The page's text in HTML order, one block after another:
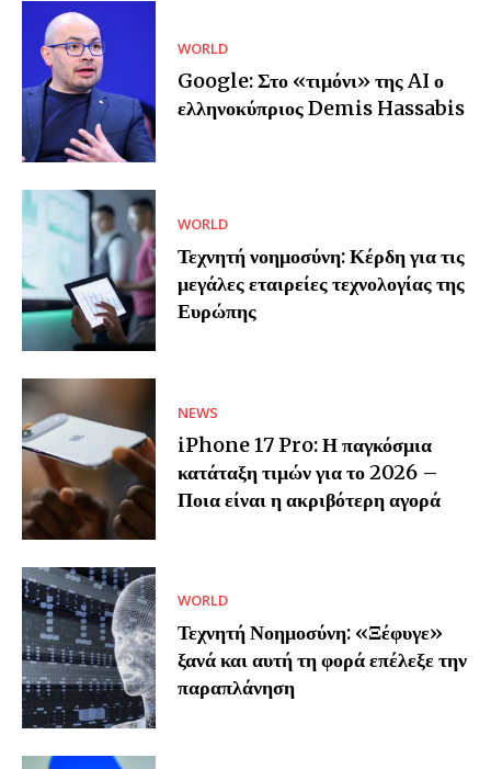
WORLD
Google: Στο «τιμόνι» της AI ο
ελληνοκύπριος Demis Hassabis
WORLD
Τεχνητή νοημοσύνη: Κέρδη για τις
μεγάλες εταιρείες τεχνολογίας της
Ευρώπης
NEWS
iPhone 17 Pro: Η παγκόσμια
κατάταξη τιμών για το 2026 –
Ποια είναι η ακριβότερη αγορά
WORLD
Τεχνητή Νοημοσύνη: «Ξέφυγε»
ξανά και αυτή τη φορά επέλεξε την
παραπλάνηση